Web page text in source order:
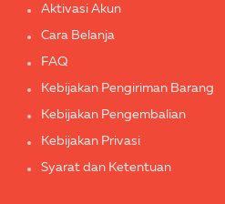
Aktivasi Akun
Cara Belanja
FAQ
Kebijakan Pengiriman Barang
Kebijakan Pengembalian
Kebijakan Privasi
Syarat dan Ketentuan